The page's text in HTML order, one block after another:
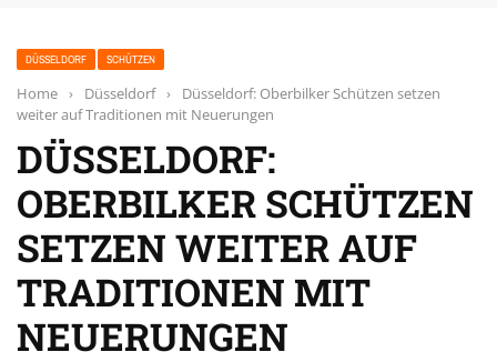
DÜSSELDORF SCHÜTZEN
Home › Düsseldorf ›
Düsseldorf: Oberbilker Schützen setzen
weiter auf Traditionen mit Neuerungen
DÜSSELDORF:
OBERBILKER SCHÜTZEN
SETZEN WEITER AUF
TRADITIONEN MIT
NEUERUNGEN